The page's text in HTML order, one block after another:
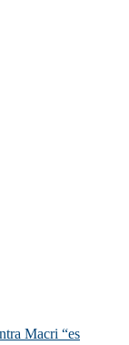
Macri “es